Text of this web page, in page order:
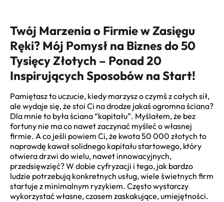
Twój Marzenia o Firmie w Zasięgu
Ręki? Mój Pomysł na Biznes do 50
Tysięcy Złotych – Ponad 20
Inspirujących Sposobów na Start!
Pamiętasz to uczucie, kiedy marzysz o czymś z całych sił,
ale wydaje się, że stoi Ci na drodze jakaś ogromna ściana?
Dla mnie to była ściana “kapitału”. Myślałem, że bez
fortuny nie ma co nawet zaczynać myśleć o własnej
firmie. A co jeśli powiem Ci, że kwota 50 000 złotych to
naprawdę kawał solidnego kapitału startowego, który
otwiera drzwi do wielu, nawet innowacyjnych,
przedsięwzięć? W dobie cyfryzacji i tego, jak bardzo
ludzie potrzebują konkretnych usług, wiele świetnych firm
startuje z minimalnym ryzykiem. Często wystarczy
wykorzystać własne, czasem zaskakujące, umiejętności.